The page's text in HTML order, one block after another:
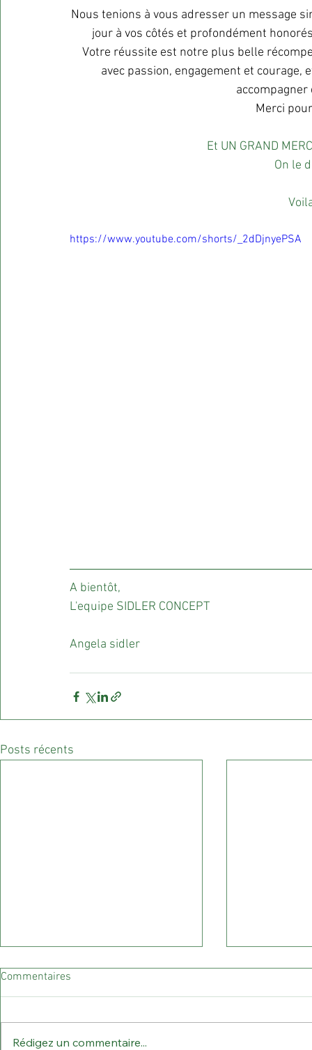
Nous tenions à vous adresser un message
jour à vos côtés et profondément
Votre réussite est notre plus belle
avec passion, engagement et courage,
Merci
Et UN GRAND
On le
https://www.youtube.com/shorts/_2dDjnyePSA
A bientôt,
L'equipe SIDLER CONCEPT
Angela sidler
Posts récents
Commentaires
Rédigez un commentaire...